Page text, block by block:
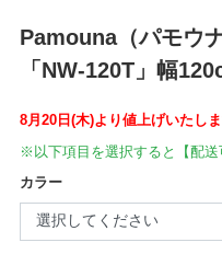
Pamouna（パモウ
「NW-120T」幅
8月20日(木)より値上げいたし
※以下項目を選択すると【配
カラー